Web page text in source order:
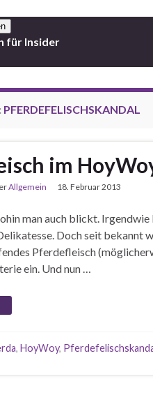
für Insider
PFERDEFELISCHSKANDAL
im
Allgemein 18. Februar 2013
man auch blickt.
Doch seit bekannt
Pferdefleisch
ein. Und nun …
, HoyWoy,